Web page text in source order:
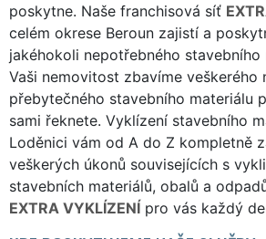
poskytne. Naše franchisová síť
celém okrese Beroun zajistí a
jakéhokoli nepotřebného stavebního
Vaši nemovitost zbavíme veškerého
přebytečného stavebního materiálu
sami řeknete. Vyklízení stavebního
Loděnici vám od A do Z kompletně
veškerých úkonů souvisejících s
stavebních materiálů, obalů a
EXTRA VYKLÍZENÍ pro vás každý